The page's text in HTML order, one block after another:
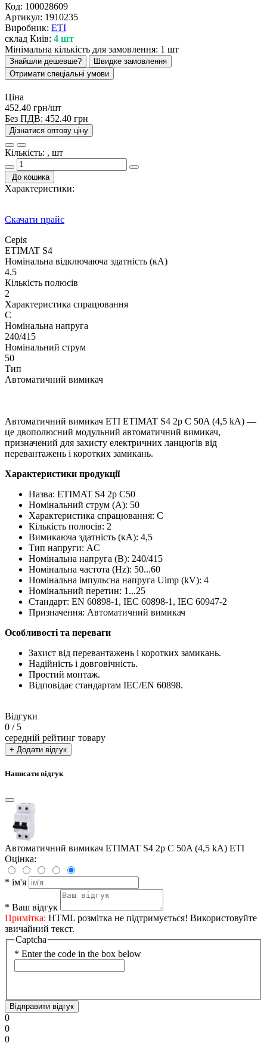
Код: 100028609
Артикул: 1910235
Виробник: ETI
склад Київ: 4 шт
Мінімальна кількість для замовлення: 1 шт
Знайшли дешевше?
Швидке замовлення
Отримати спеціальні умови
Ціна
452.40 грн/шт
Без ПДВ: 452.40 грн
Дізнатися оптову ціну
Кількість: , шт
До кошика
Характеристики:
Скачати прайс
Серія
ETIMAT S4
Номінальна відключаюча здатність (кА)
4.5
Кількість полюсів
2
Характеристика спрацювання
C
Номінальна напруга
240/415
Номінальний струм
50
Тип
Автоматичний вимикач
Автоматичний вимикач ETI ETIMAT S4 2p C 50A (4,5 kA) —
це двополюсний модульний автоматичний вимикач,
призначений для захисту електричних ланцюгів від
перевантажень і коротких замикань.
Характеристики продукції
Назва: ETIMAT S4 2p C50
Номінальний струм (A): 50
Характеристика спрацювання: C
Кількість полюсів: 2
Вимикаюча здатність (кА): 4,5
Тип напруги: AC
Номінальна напруга (В): 240/415
Номінальна частота (Hz): 50...60
Номінальна імпульсна напруга Uimp (kV): 4
Номінальний перетин: 1...25
Стандарт: EN 60898-1, IEC 60898-1, IEC 60947-2
Призначення: Автоматичний вимикач
Особливості та переваги
Захист від перевантажень і коротких замикань.
Надійність і довговічність.
Простий монтаж.
Відповідає стандартам IEC/EN 60898.
Відгуки
0 / 5
середній рейтинг товару
+ Додати відгук
Написати відгук
Автоматичний вимикач ETIMAT S4 2p C 50A (4,5 kA) ETI
Оцінка:
* ім'я
* Ваш відгук
Примітка: HTML розмітка не підтримується! Використовуйте
звичайний текст.
Captcha
* Enter the code in the box below
Відправити відгук
0
0
0